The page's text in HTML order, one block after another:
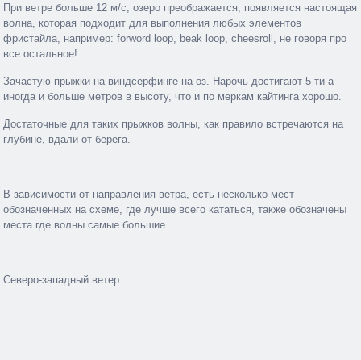
При ветре больше 12 м/с, озеро преображается, появляется настоящая
волна, которая подходит для выполнения любых элементов
фристайла, например: forword loop, beak loop, cheesroll, не говоря про
все остальное!
Зачастую прыжки на виндсерфинге на оз. Нарочь достигают 5-ти а
иногда и больше метров в высоту, что и по меркам кайтинга хорошо.
Достаточные для таких прыжков волны, как правило встречаются на
глубине, вдали от берега.
В зависимости от направления ветра, есть несколько мест
обозначенных на схеме, где лучше всего кататься, также обозначены
места где волны самые большие.
Северо-западный ветер.